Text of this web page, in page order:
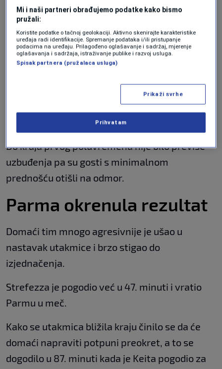
slavili na Grbavici (VIDEO)
NOGOMET 10. maj.
Sanin Mirvić prvi put gleda
Željezničar na Grbavici, sa njim i
budući uposlenik Plavih (FOTO)
NOGOMET 10. maj.
Paulo Dybala je sjajno asistirao za Donnyella
Malena, koji je rutinski pogodio mrežu domaćih
Do kraja prvog poluvremena nije bilo previše
uzbuđenja pa su gosti s minimalnom
prednošću otišli na odmor.
Parma okrenula rezultat
Domaći tim mnogo agresivnije je ušao u
nastavak utakmice i brzo stigao do
izjednačenja.
Strefezza je pogodio već u 47. minuti i vratio
Parmu u meč.
Kako se utakmica bližila kraju činilo se da će
domaći napraviti potpuni preokret, a to se
dogodilo u 87. minuti kada je Keita pogodio za
Mi i naši partneri obrađujemo podatke kako bismo
pružali:
Koristite podatke o tačnoj geolokaciji. Aktivno skenirajte karakteristike
uređaja radi identifikacije. Spremanje podataka i/ili pristupanje
podacima na uređaju. Prilagođeno oglašavanje i sadržaj, mjerenje
oglašavanja i sadržaja, istraživanje publike i razvoj usluga.
Spisak partnera (pružalaca usluga)
Prikaži svrhe
Prihvatam